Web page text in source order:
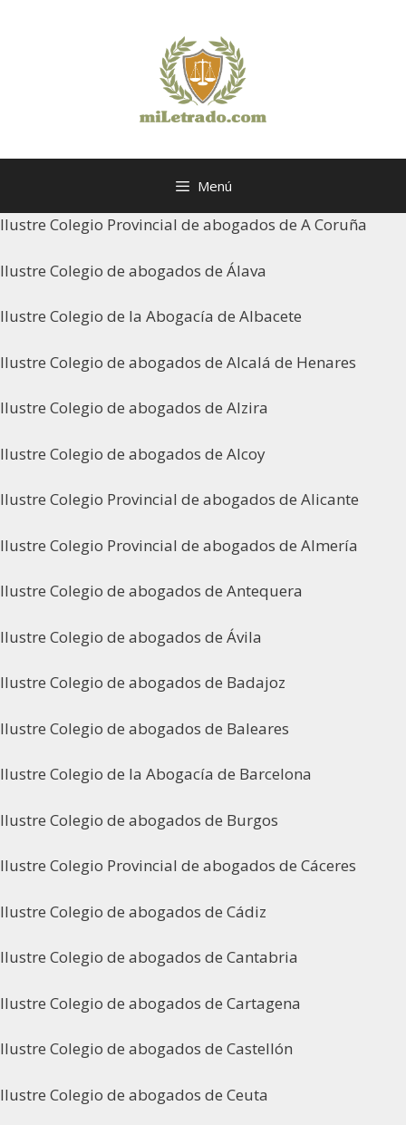
Menú
Ilustre Colegio Provincial de abogados de A Coruña
Ilustre Colegio de abogados de Álava
Ilustre Colegio de la Abogacía de Albacete
Ilustre Colegio de abogados de Alcalá de Henares
Ilustre Colegio de abogados de Alzira
Ilustre Colegio de abogados de Alcoy
Ilustre Colegio Provincial de abogados de Alicante
Ilustre Colegio Provincial de abogados de Almería
Ilustre Colegio de abogados de Antequera
Ilustre Colegio de abogados de Ávila
Ilustre Colegio de abogados de Badajoz
Ilustre Colegio de abogados de Baleares
Ilustre Colegio de la Abogacía de Barcelona
Ilustre Colegio de abogados de Burgos
Ilustre Colegio Provincial de abogados de Cáceres
Ilustre Colegio de abogados de Cádiz
Ilustre Colegio de abogados de Cantabria
Ilustre Colegio de abogados de Cartagena
Ilustre Colegio de abogados de Castellón
Ilustre Colegio de abogados de Ceuta